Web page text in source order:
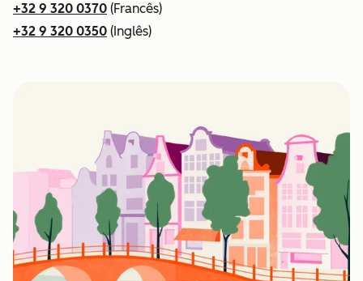
+32 9 320 0370 (Francês)
+32 9 320 0350 (Inglês)